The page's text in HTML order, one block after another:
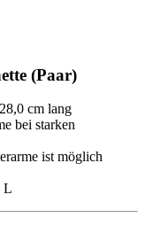
(Paar)
cm lang
bei starken
ist möglich
L